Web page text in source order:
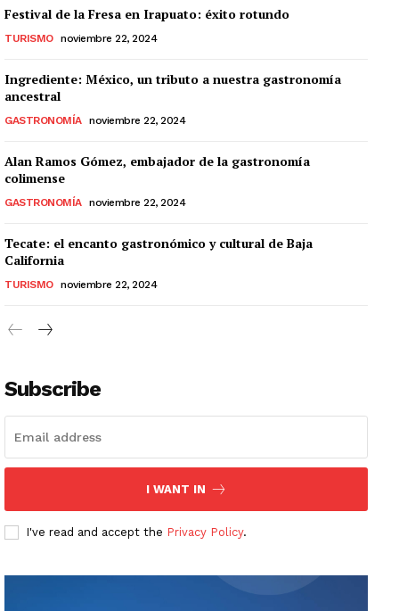
Festival de la Fresa en Irapuato: éxito rotundo
TURISMO noviembre 22, 2024
Ingrediente: México, un tributo a nuestra gastronomía
ancestral
GASTRONOMÍA noviembre 22, 2024
Alan Ramos Gómez, embajador de la gastronomía
colimense
GASTRONOMÍA noviembre 22, 2024
Tecate: el encanto gastronómico y cultural de Baja
California
TURISMO noviembre 22, 2024
Subscribe
I WANT IN
I've read and accept the Privacy Policy.